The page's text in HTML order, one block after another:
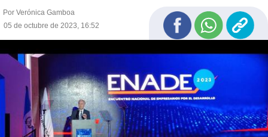
Por Verónica Gamboa
05 de octubre de 2023, 16:52